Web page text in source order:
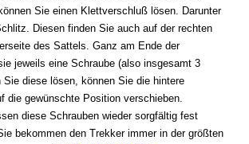
Sie einen Klettverschluß lösen. Darunter
Diesen finden Sie auch auf der rechten
des Sattels. Ganz am Ende der
jeweils eine Schraube (also insgesamt 3
Sie diese lösen, können Sie die hintere
die gewünschte Position verschieben.
diese Schrauben wieder sorgfältig fest
bekommen den Trekker immer in der größten